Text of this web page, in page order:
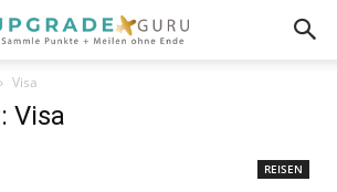
Visa
Visa
REISEN